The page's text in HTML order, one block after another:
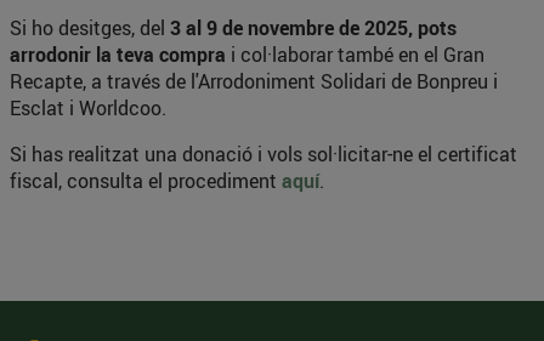
Si ho desitges, del 3 al 9 de novembre de 2025, pots
arrodonir la teva compra i col·laborar també en el Gran
Recapte, a través de l'Arrodoniment Solidari de Bonpreu i
Esclat i Worldcoo.
Si has realitzat una donació i vols sol·licitar-ne el certificat
fiscal, consulta el procediment aquí.